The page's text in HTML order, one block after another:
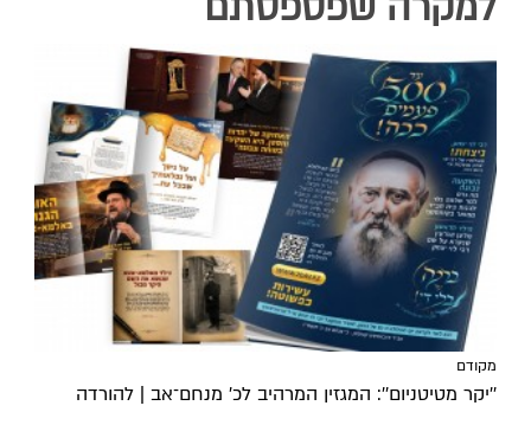
מקודם
''יקר מטיטניום'': המגזין המרהיב לכ’ מנחם־אב | להורדה